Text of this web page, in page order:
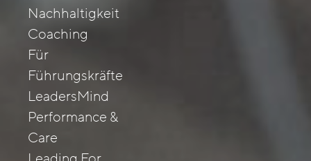
Nachhaltigkeit
Coaching
Für
Führungskräfte
LeadersMind
Performance &
Care